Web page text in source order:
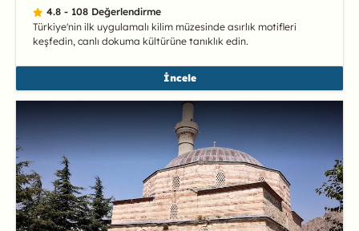
4.8 - 108 Değerlendirme
Türkiye'nin ilk uygulamalı kilim müzesinde asırlık motifleri
keşfedin, canlı dokuma kültürüne tanıklık edin.
İncele